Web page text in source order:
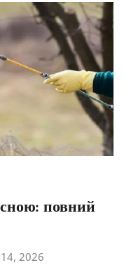
повний
2026